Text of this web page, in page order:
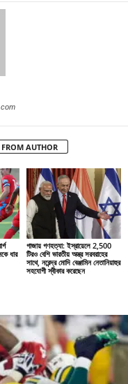
FROM AUTHOR
ধার
গাজায় গণহত্যা: ইস্রায়েলে 2,500
টিরও বেশি ভারতীয় অস্ত্র সরবরাহের
সাথে, নরেন্দ্র মোদি বেঞ্জামিন নেতানিয়াহুর
সহযোগী স্বীকার করেছেন